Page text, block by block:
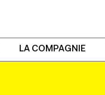
LA COMPAGNIE